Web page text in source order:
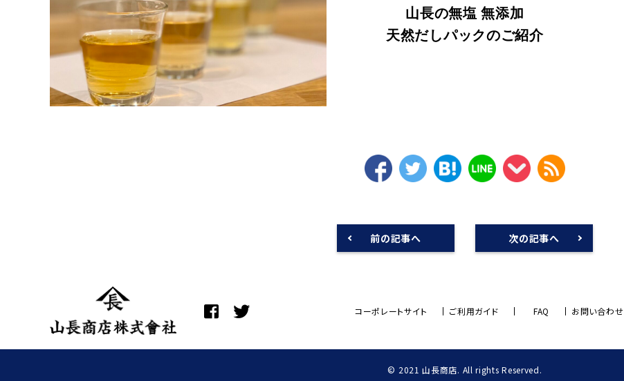
山長の無塩 無添加
天然だしパックのご紹介
前の記事へ 次の記事へ
コーポレートサイト ご利用ガイド FAQ お問い合わせ
© 2021 山長商店. All rights Reserved.